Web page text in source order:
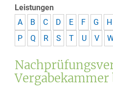
Leistungen
A
B C D E F G H
P
Q R S T U V
Vergabekammer